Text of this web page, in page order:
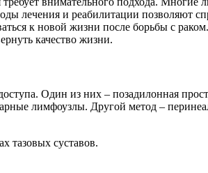
лечения и реабилитации позволяют
к новой жизни после борьбы с
качество жизни.
Один из них – позадилонная
лимфоузлы. Другой метод –
тазовых суставов.